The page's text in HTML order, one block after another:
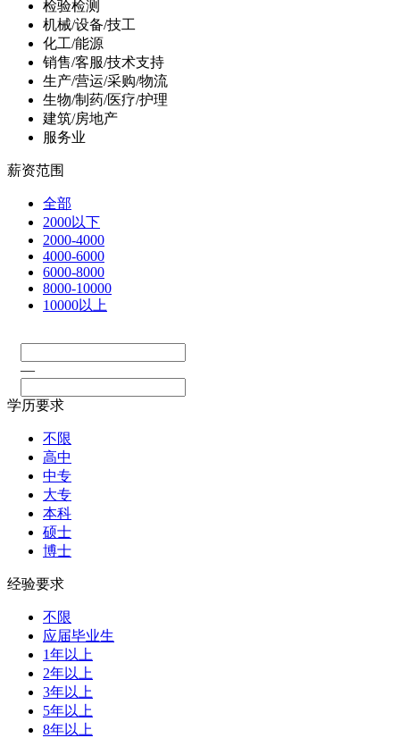
检验检测
机械/设备/技工
化工/能源
销售/客服/技术支持
生产/营运/采购/物流
生物/制药/医疗/护理
建筑/房地产
服务业
薪资范围
全部
2000以下
2000-4000
4000-6000
6000-8000
8000-10000
10000以上
—
学历要求
不限
高中
中专
大专
本科
硕士
博士
经验要求
不限
应届毕业生
1年以上
2年以上
3年以上
5年以上
8年以上